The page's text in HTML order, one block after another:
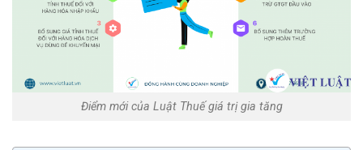
Điểm mới của Luật Thuế giá trị gia tăng